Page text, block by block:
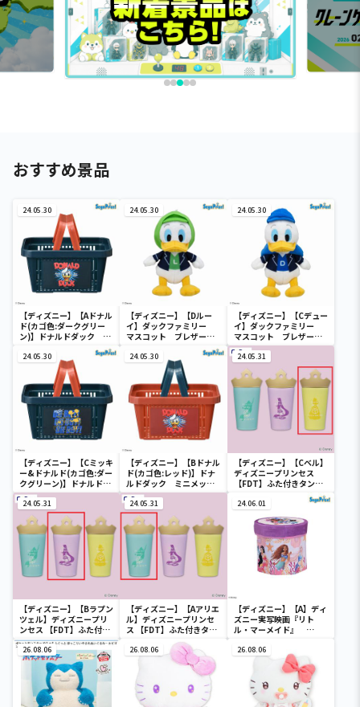
おすすめ景品
24.05.30
【ディズニー】【Aドナル
ド(カゴ色:ダークグリー
ン)】ドナルドダック ミ
24.05.30
【ディズニー】【Dルー
イ】ダックファミリー
マスコット ブレザーコ
24.05.30
【ディズニー】【Cデュー
イ】ダックファミリー
マスコット ブレザーコ
スチューム
24.05.30
【ディズニー】【Cミッキ
ー&ドナルド(カゴ色:ダー
クグリーン)】ドナルドダ
ック ミニメッシュカゴ
24.05.30
【ディズニー】【Bドナル
ド(カゴ色:レッド)】ドナ
ルドダック ミニメッシ
ュカゴ
24.05.31
【ディズニー】【Cベル】
ディズニープリンセス
【FDT】ふた付きタンブ
24.05.31
【ディズニー】【Bラプン
ツェル】ディズニープリ
ンセス 【FDT】ふた付き
タンブラー
24.05.31
【ディズニー】【Aアリエ
ル】ディズニープリンセ
ス 【FDT】ふた付きタン
24.06.01
【ディズニー】【A】ディ
ズニー実写映画『リト
ル・マーメイド』
チェアー
26.08.06 26.08.06 26.08.06